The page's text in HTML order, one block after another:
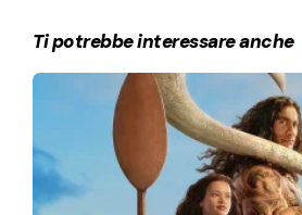
Ti potrebbe interessare anche